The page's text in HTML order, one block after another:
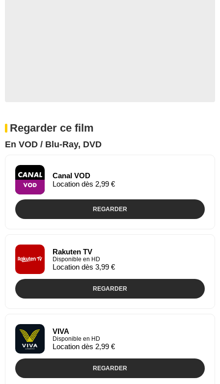
Regarder ce film
En VOD / Blu-Ray, DVD
Canal VOD
Location dès 2,99 €
REGARDER
Rakuten TV
Disponible en HD
Location dès 3,99 €
REGARDER
VIVA
Disponible en HD
Location dès 2,99 €
REGARDER